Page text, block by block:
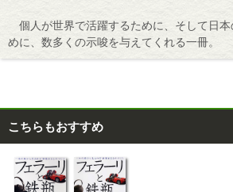
個人が世界で活躍するために、そして日本
めに、数多くの示唆を与えてくれる一冊。
こちらもおすすめ